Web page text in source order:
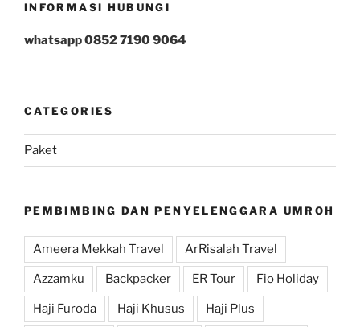
INFORMASI HUBUNGI
whatsapp 0852 7190 9064
CATEGORIES
Paket
PEMBIMBING DAN PENYELENGGARA UMROH
Ameera Mekkah Travel ArRisalah Travel
Azzamku Backpacker ER Tour Fio Holiday
Haji Furoda Haji Khusus Haji Plus